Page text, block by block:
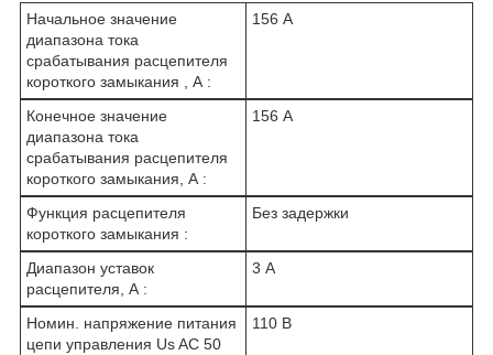
Начальное значение
диапазона тока
срабатывания расцепителя
короткого замыкания , А :
156 А
Конечное значение
диапазона тока
срабатывания расцепителя
короткого замыкания, А :
156 А
Функция расцепителя
короткого замыкания :
Без задержки
Диапазон уставок
расцепителя, А :
3 А
Номин. напряжение питания
цепи управления Us AC 50
110 В